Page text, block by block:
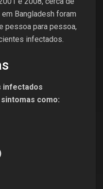
Bangladesh foram
pessoa para pessoa,
infectados.
infectados
como: